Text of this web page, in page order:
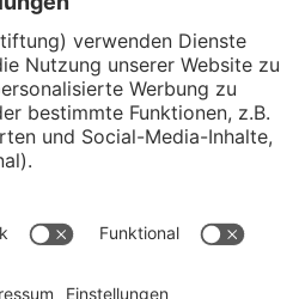
Sozialwissenschaftliches Institut
und